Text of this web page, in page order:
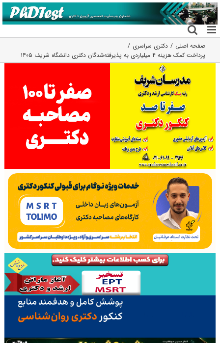
رفتن
به
محتوا
صفحه اصلی
دکتری سراسری
پرداخت کمک هزینه ۴ میلیاردی به پذیرفته‌شدگان دکتری دانشگاه شریف ۱۴۰۵